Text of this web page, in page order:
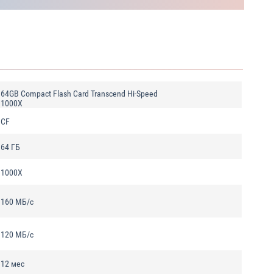
64GB Compact Flash Card Transcend Hi-Speed
1000X
CF
64 ГБ
1000X
160 МБ/с
120 МБ/с
12 мес